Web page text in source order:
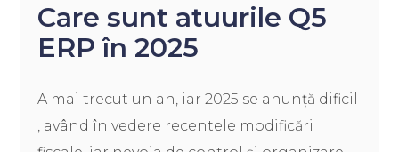
Care sunt atuurile Q5
ERP în 2025
A mai trecut un an, iar 2025 se anunță dificil
, având în vedere recentele modificări